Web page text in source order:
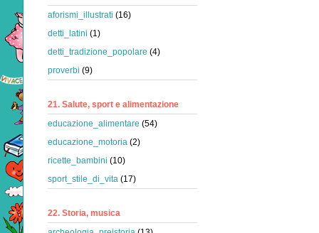
aforismi_illustrati (16)
detti_latini (1)
detti_tradizione_popolare (4)
proverbi (9)
21. Salute, sport e alimentazione
educazione_alimentare (54)
educazione_motoria (2)
ricette_bambini (10)
sport_stile_di_vita (17)
22. Storia, musica